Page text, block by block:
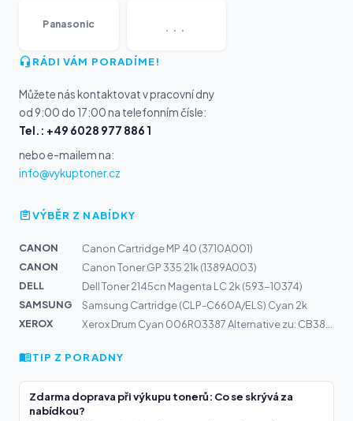
Panasonic ...
RÁDI VÁM PORADÍME!
Můžete nás kontaktovat v pracovní dny
od 9:00 do 17:00 na telefonním čísle:
Tel.: +49 6028 977 886 1
nebo e-mailem na:
info@vykuptoner.cz
VÝBĚR Z NABÍDKY
CANON
Canon Cartridge MP 40 (3710A001)
CANON
Canon Toner GP 335 21k (1389A003)
DELL
Dell Toner 2145cn Magenta LC 2k (593-10374)
SAMSUNG
Samsung Cartridge (CLP-C660A/ELS) Cyan 2k
XEROX
TIP Z PORADNY
Zdarma doprava při výkupu tonerů: Co se skrývá za
nabídkou?